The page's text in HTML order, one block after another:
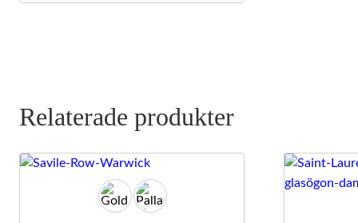
Relaterade produkter